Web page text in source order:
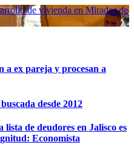
de vivienda en Mirador de
a ex pareja y procesan a
desde 2012
de deudores en Jalisco es
Economista